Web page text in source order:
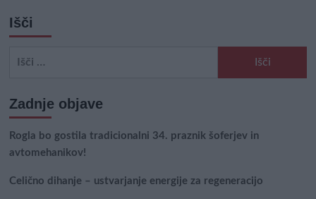
Išči
Zadnje objave
Rogla bo gostila tradicionalni 34. praznik šoferjev in
avtomehanikov!
Celično dihanje – ustvarjanje energije za regeneracijo